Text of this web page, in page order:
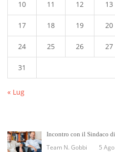
10 11 12 13
17 18 19 20
24 25 26 27
31
« Lug
Incontro con il Sindaco
Team N. Gobbi 5